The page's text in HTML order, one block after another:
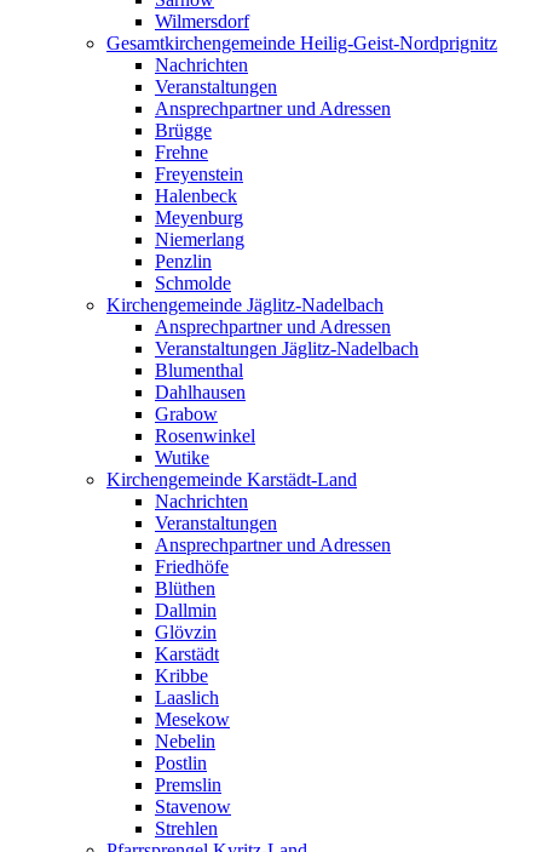
Wilmersdorf
Gesamtkirchengemeinde Heilig-Geist-Nordprignitz
Nachrichten
Veranstaltungen
Ansprechpartner und Adressen
Brügge
Frehne
Freyenstein
Halenbeck
Meyenburg
Niemerlang
Penzlin
Schmolde
Kirchengemeinde Jäglitz-Nadelbach
Ansprechpartner und Adressen
Veranstaltungen Jäglitz-Nadelbach
Blumenthal
Dahlhausen
Grabow
Rosenwinkel
Wutike
Kirchengemeinde Karstädt-Land
Nachrichten
Veranstaltungen
Ansprechpartner und Adressen
Friedhöfe
Blüthen
Dallmin
Glövzin
Karstädt
Kribbe
Laaslich
Mesekow
Nebelin
Postlin
Premslin
Stavenow
Strehlen